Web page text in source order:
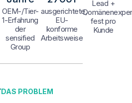
OEM-/Tier-
1-Erfahrung
der
sensified
Group
ausgerichtete,
EU-
konforme
Arbeitsweise
Lead +
fest pro
Kunde
DAS PROBLEM